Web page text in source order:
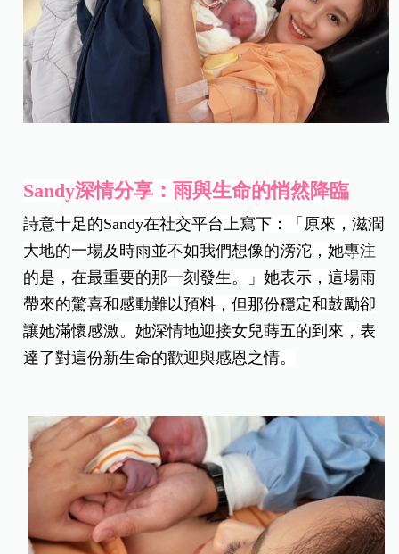
Sandy深情分享：雨與生命的悄然降臨
詩意十足的Sandy在社交平台上寫下：「原來，滋潤
大地的一場及時雨並不如我們想像的滂沱，她專注
的是，在最重要的那一刻發生。
」她表示，這場雨
帶來的驚喜和感動難以預料，但那份穩定和鼓勵卻
讓她滿懷感激。她深情地迎接女兒蒔五的到來，表
達了對這份新生命的歡迎與感恩之情。